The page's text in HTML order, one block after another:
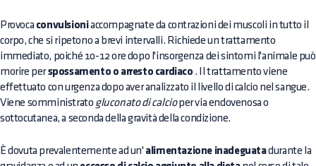
Provoca convulsioniaccompagnate da contrazioni dei muscoli in tutto il
corpo, che si ripetono a brevi intervalli. Richiede un trattamento
immediato, poiché 10-12 ore dopo l'insorgenza dei sintomi l'animale può
morire perspossamento o arresto cardiaco . Il trattamento viene
effettuato con urgenza dopo aver analizzato il livello di calcio nel sangue.
Viene somministrato gluconato di calcioper via endovenosa o
sottocutanea, a seconda della gravità della condizione.
È dovuta prevalentemente ad un' alimentazione inadeguatadurante la